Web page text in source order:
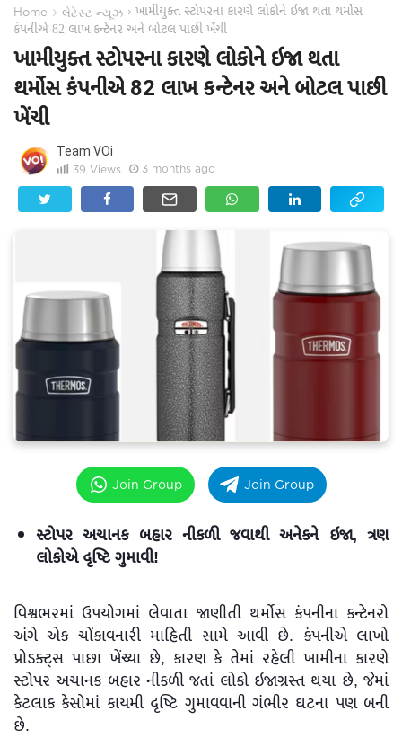
Home › લેટેસ્ટ ન્યૂઝ › ખામીયુક્ત સ્ટોપરના કારણે લોકોને ઇજા થતા થર્મોસ
કંપનીએ 82 લાખ કન્ટેનર અને બોટલ પાછી ખેંચી
ખામીયુક્ત સ્ટોપરના કારણે લોકોને ઇજા થતા
થર્મોસ કંપનીએ 82 લાખ કન્ટેનર અને બોટલ પાછી
ખેંચી
Team VOi
39 Views 3 months ago
Join Group Join Group
સ્ટોપર અચાનક બહાર નીકળી જવાથી અનેકને ઇજા, ત્રણ
લોકોએ દૃષ્ટિ ગુમાવી!
વિશ્વભરમાં ઉપયોગમાં લેવાતા જાણીતી થર્મોસ કંપનીના કન્ટેનરો
અંગે એક ચોંકાવનારી માહિતી સામે આવી છે. કંપનીએ લાખો
પ્રોડક્ટ્સ પાછા ખેંચ્યા છે, કારણ કે તેમાં રહેલી ખામીના કારણે
સ્ટોપર અચાનક બહાર નીકળી જતાં લોકો ઇજાગ્રસ્ત થયા છે, જેમાં
કેટલાક કેસોમાં કાયમી દૃષ્ટિ ગુમાવવાની ગંભીર ઘટના પણ બની
છે.